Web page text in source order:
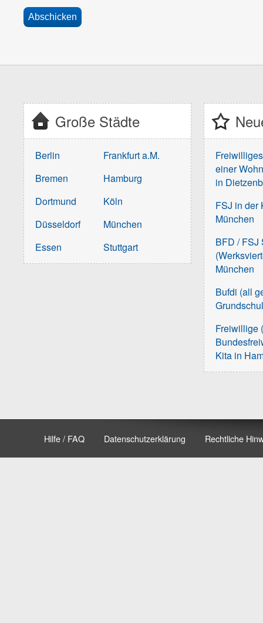
Große Städte
Berlin
Bremen
Dortmund
Düsseldorf
Essen
Frankfurt a.M.
Hamburg
Köln
München
Stuttgart
einer
in
FSJ in der
München
BFD / FSJ
München
Bufdi (all
Freiwillige
Kita in
Hilfe / FAQ Datenschutzerklärung Rechtliche